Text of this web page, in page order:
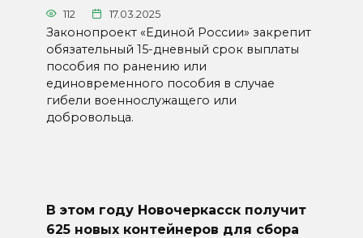
112 17.03.2025
Законопроект «Единой России» закрепит
обязательный 15-дневный срок выплаты
пособия по ранению или
единовременного пособия в случае
гибели военнослужащего или
добровольца.
В этом году Новочеркасск получит
625 новых контейнеров для сбора